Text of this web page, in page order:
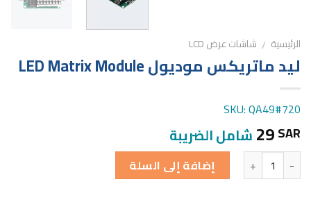
الرئيسية / شاشات عرض LCD
ليد ماتريكس موديول LED Matrix Module
SKU: QA49#720
29SAR شامل الضريبة
الكمية إضافة إلى السلة